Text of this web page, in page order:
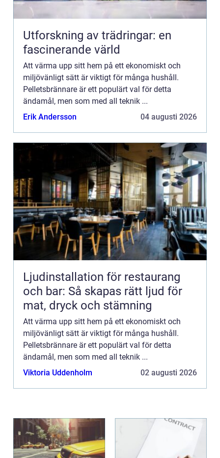
Utforskning av trädringar: en
fascinerande värld
Att värma upp sitt hem på ett ekonomiskt och
miljövänligt sätt är viktigt för många hushåll.
Pelletsbrännare är ett populärt val för detta
ändamål, men som med all teknik ...
Erik Andersson
04 augusti 2026
Ljudinstallation för restaurang
och bar: Så skapas rätt ljud för
mat, dryck och stämning
Att värma upp sitt hem på ett ekonomiskt och
miljövänligt sätt är viktigt för många hushåll.
Pelletsbrännare är ett populärt val för detta
ändamål, men som med all teknik ...
Viktoria Uddenholm
02 augusti 2026